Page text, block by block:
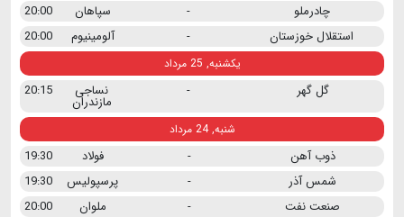
چادرملو
- سپاهان
20:00
استقلال خوزستان
- آلومینیوم 20:00
یکشنبه, 25 مرداد
گل گهر - نساجی
مازندران
20:15
شنبه, 24 مرداد
ذوب آهن - فولاد
19:30
شمس آذر
- پرسپولیس
19:30
صنعت نفت
- ملوان 20:00